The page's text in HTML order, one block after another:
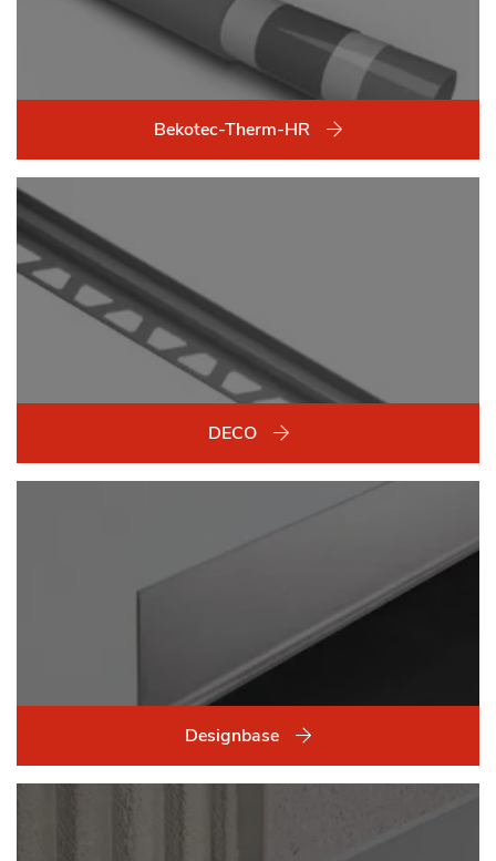
Bekotec-Therm-HR
DECO
Designbase